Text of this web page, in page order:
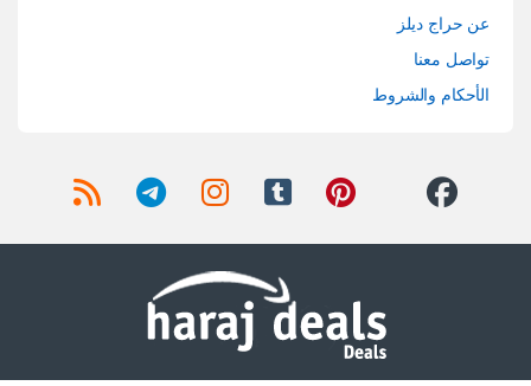
عن حراج ديلز
تواصل معنا
الأحكام والشروط